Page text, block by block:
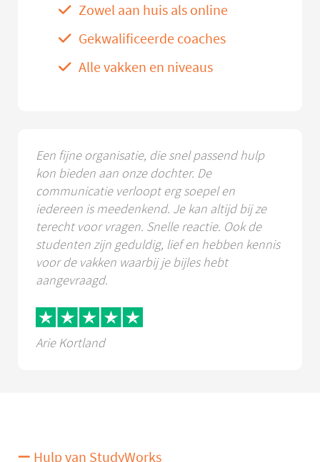
Zowel aan huis als online
Gekwalificeerde coaches
Alle vakken en niveaus
Een fijne organisatie, die snel passend hulp
kon bieden aan onze dochter. De
communicatie verloopt erg soepel en
iedereen is meedenkend. Je kan altijd bij ze
terecht voor vragen. Snelle reactie. Ook de
studenten zijn geduldig, lief en hebben kennis
voor de vakken waarbij je bijles hebt
aangevraagd.
Arie Kortland
Hulp van StudyWorks